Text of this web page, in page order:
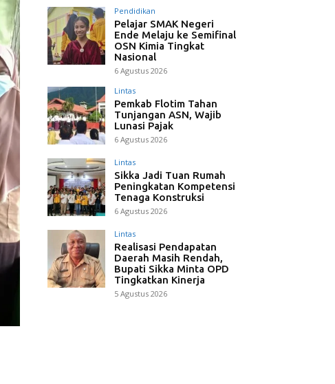
Pendidikan
Pelajar SMAK Negeri
Ende Melaju ke Semifinal
OSN Kimia Tingkat
Nasional
6 Agustus 2026
Lintas
Pemkab Flotim Tahan
Tunjangan ASN, Wajib
Lunasi Pajak
6 Agustus 2026
Lintas
Sikka Jadi Tuan Rumah
Peningkatan Kompetensi
Tenaga Konstruksi
6 Agustus 2026
Lintas
Realisasi Pendapatan
Daerah Masih Rendah,
Bupati Sikka Minta OPD
Tingkatkan Kinerja
5 Agustus 2026